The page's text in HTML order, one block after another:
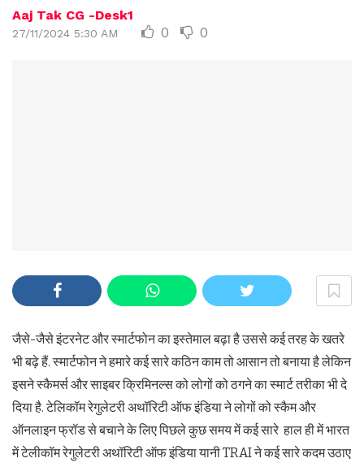
Aaj Tak CG -Desk1
27/11/2024 5:30 AM 0 0
जैसे-जैसे इंटरनेट और स्मार्टफोन का इस्तेमाल बढ़ा है उससे कई तरह के खतरे
भी बढ़े हैं. स्मार्टफोन ने हमारे कई सारे कठिन काम तो आसान तो बनाया है लेकिन
इसने स्कैमर्स और साइबर क्रिमिनल्स को लोगों को ठगने का स्मार्ट तरीका भी दे
दिया है. टेलिकॉम रेगुलेटरी अथॉरिटी ऑफ इंडिया ने लोगों को स्कैम और
ऑनलाइन फ्रॉड से बचाने के लिए पिछले कुछ समय में कई सारे हाल ही में भारत
में टेलीकॉम रेगुलेटरी अथॉरिटी ऑफ इंडिया यानी TRAI ने कई सारे कदम उठाए